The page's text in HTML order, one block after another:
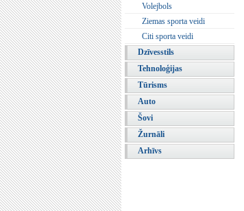
Volejbols
Ziemas sporta veidi
Citi sporta veidi
Dzīvesstils
Tehnoloģijas
Tūrisms
Auto
Šovi
Žurnāli
Arhīvs